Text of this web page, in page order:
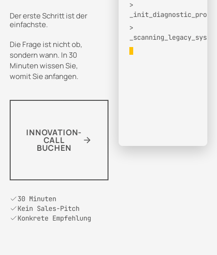
Der erste Schritt ist der
einfachste.
Die Frage ist nicht ob,
sondern wann. In 30
Minuten wissen Sie,
womit Sie anfangen.
INNOVATION-
CALL
BUCHEN
30 Minuten
Kein Sales-Pitch
Konkrete Empfehlung
>
>
>